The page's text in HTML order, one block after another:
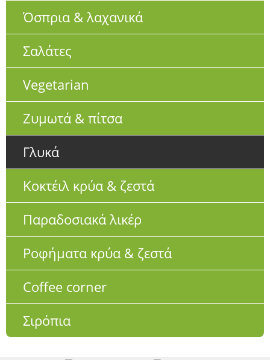
Όσπρια & λαχανικά
Σαλάτες
Vegetarian
Ζυμωτά & πίτσα
Γλυκά
Κοκτέιλ κρύα & ζεστά
Παραδοσιακά λικέρ
Ροφήματα κρύα & ζεστά
Coffee corner
Σιρόπια